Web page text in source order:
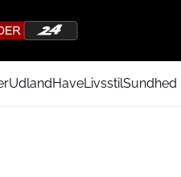
UdlandHaveLivsstilSundhed